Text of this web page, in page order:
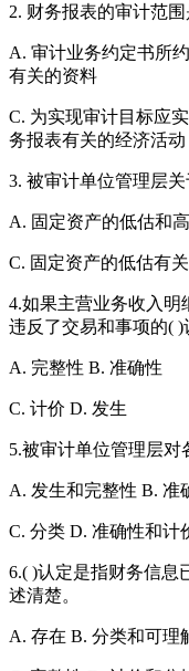
2. 财务报表的审计范
A. 审计业务约定书所
有关的资料
C. 为实现审计目标应
务报表有关的经济活动
3. 被审计单位管理层关
A. 固定资产的低估和
C. 固定资产的低估有
4.如果主营业务收入明
违反了交易和事项的( )
A. 完整性 B. 准确性
C. 计价 D. 发生
5.被审计单位管理层对
A. 发生和完整性 B. 准
C. 分类 D. 准确性和计
6.( )认定是指财务信息
述清楚。
A. 存在 B. 分类和可理